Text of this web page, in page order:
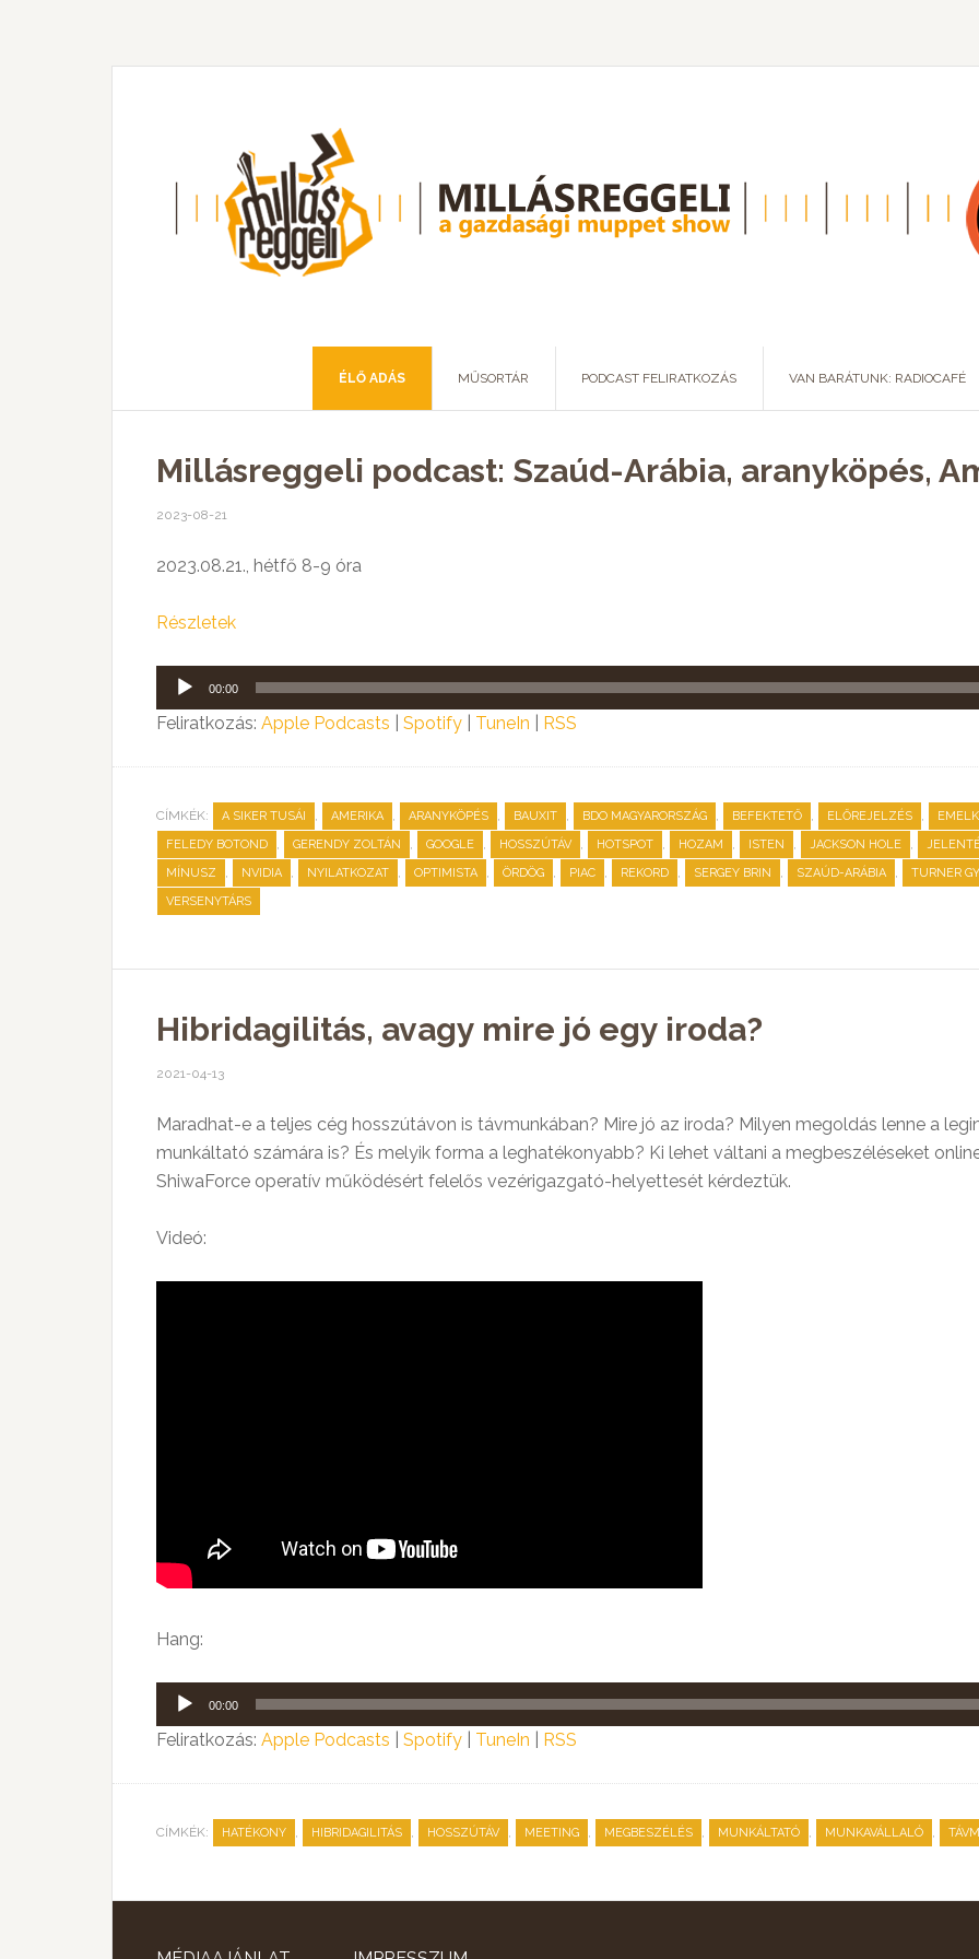
ÉLŐ ADÁS MŰSORTÁR PODCAST FELIRATKOZÁS VAN BARÁTUNK: RADIOCAFÉ
Millásreggeli podcast: Szaúd-Arábia, aranyköpés,
2023-08-21
2023.08.21., hétfő 8-9 óra
Részletek
Audió
lejátszó
00:00
Feliratkozás: Apple Podcasts Spotify TuneIn RSS
CÍMKÉK: A SIKER TUSÁI , AMERIKA , ARANYKÖPÉS , BAUXIT , BDO MAGYARORSZÁG , BEFEKTETŐ , ELŐREJELZÉS ,
FELEDY BOTOND , GERENDY ZOLTÁN , GOOGLE , HOSSZÚTÁV , HOTSPOT , HOZAM , ISTEN , JACKSON HOLE ,
MÍNUSZ , NVIDIA , NYILATKOZAT , OPTIMISTA , ÖRDÖG , PIAC , REKORD , SERGEY BRIN , SZAÚD-ARÁBIA , TURNER
VERSENYTÁRS
Hibridagilitás, avagy mire jó egy iroda?
2021-04-13
Maradhat-e a teljes cég hosszútávon is távmunkában? Mire jó az iroda? Milyen megoldás lenne a
munkáltató számára is? És melyik forma a leghatékonyabb? Ki lehet váltani a megbeszéléseket
ShiwaForce operatív működésért felelős vezérigazgató-helyettesét kérdeztük.
Videó:
Hang:
Audió
lejátszó
00:00
Feliratkozás: Apple Podcasts Spotify TuneIn RSS
CÍMKÉK: HATÉKONY , HIBRIDAGILITÁS , HOSSZÚTÁV , MEETING , MEGBESZÉLÉS , MUNKÁLTATÓ , MUNKAVÁLLALÓ ,